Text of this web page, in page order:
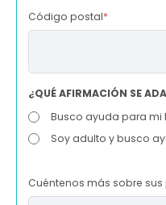
Código postal*
¿QUÉ AFIRMACIÓN SE
Busco ayuda para mi
Soy adulto y busco
Cuéntenos más sobre